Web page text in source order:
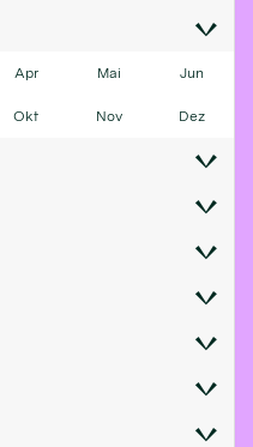
Apr Mai Jun
Okt Nov Dez